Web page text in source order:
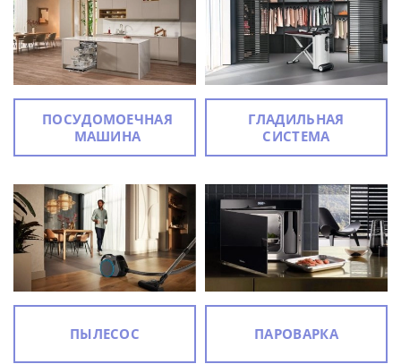
ПОСУДОМОЕЧНАЯ
МАШИНА
ГЛАДИЛЬНАЯ
СИСТЕМА
ПЫЛЕСОС ПАРОВАРКА